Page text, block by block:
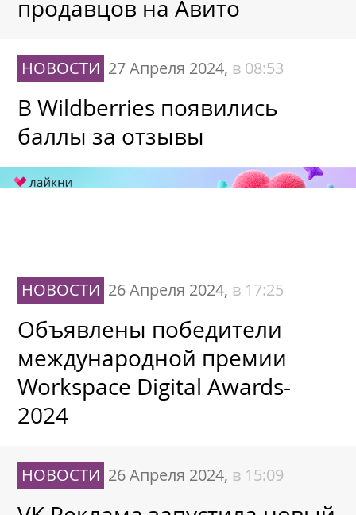
продавцов на Авито
НОВОСТИ 27 Апреля 2024, в 08:53
В Wildberries появились
баллы за отзывы
НОВОСТИ 26 Апреля 2024, в 17:25
Объявлены победители
международной премии
Workspace Digital Awards-
2024
НОВОСТИ 26 Апреля 2024, в 15:09